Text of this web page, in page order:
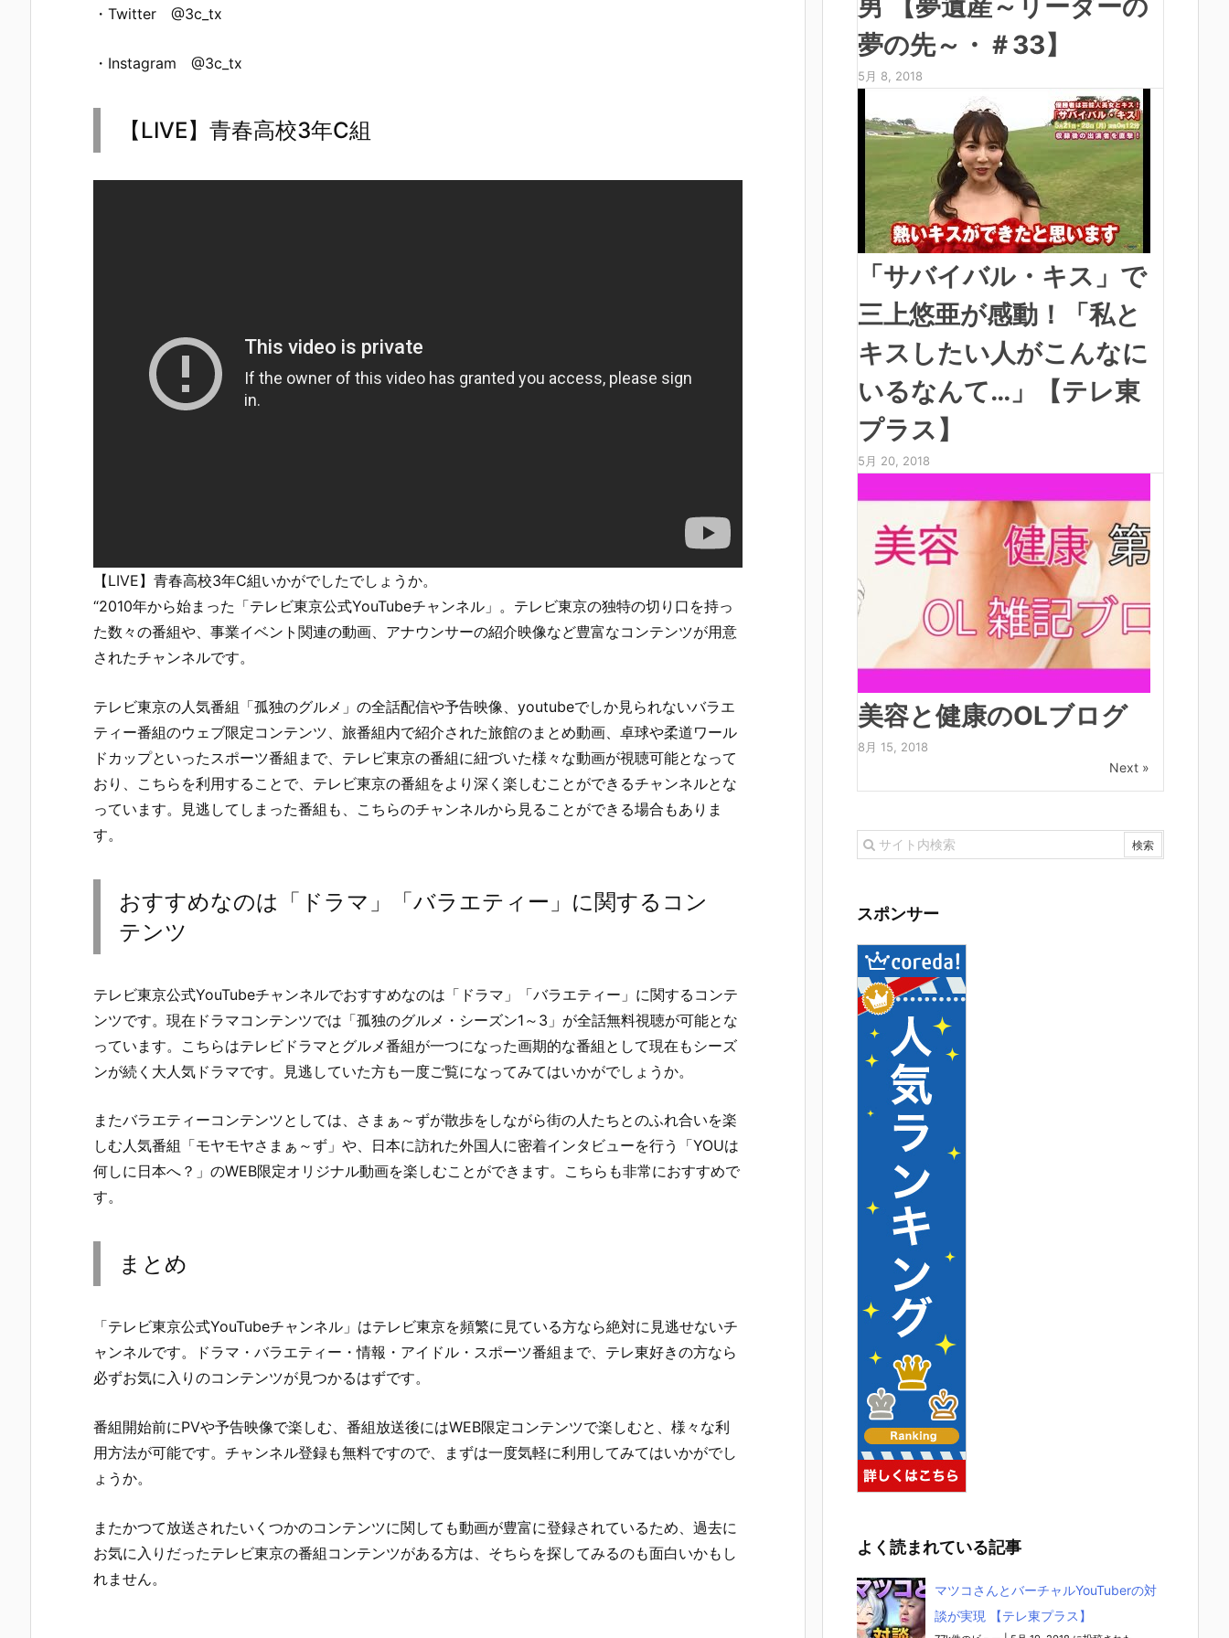
・Twitter @3c_tx
・Instagram @3c_tx
【LIVE】青春高校3年C組
【LIVE】青春高校3年C組いかがでしたでしょうか。
“2010年から始まった「テレビ東京公式YouTubeチャンネル」。テレビ東京の独特の切り口を持っ
た数々の番組や、事業イベント関連の動画、アナウンサーの紹介映像など豊富なコンテンツが用意
されたチャンネルです。
テレビ東京の人気番組「孤独のグルメ」の全話配信や予告映像、youtubeでしか見られないバラエ
ティー番組のウェブ限定コンテンツ、旅番組内で紹介された旅館のまとめ動画、卓球や柔道ワール
ドカップといったスポーツ番組まで、テレビ東京の番組に紐づいた様々な動画が視聴可能となって
おり、こちらを利用することで、テレビ東京の番組をより深く楽しむことができるチャンネルとな
っています。見逃してしまった番組も、こちらのチャンネルから見ることができる場合もありま
す。
おすすめなのは「ドラマ」「バラエティー」に関するコン
テンツ
テレビ東京公式YouTubeチャンネルでおすすめなのは「ドラマ」「バラエティー」に関するコンテ
ンツです。現在ドラマコンテンツでは「孤独のグルメ・シーズン1～3」が全話無料視聴が可能とな
っています。こちらはテレビドラマとグルメ番組が一つになった画期的な番組として現在もシーズ
ンが続く大人気ドラマです。見逃していた方も一度ご覧になってみてはいかがでしょうか。
またバラエティーコンテンツとしては、さまぁ～ずが散歩をしながら街の人たちとのふれ合いを楽
しむ人気番組「モヤモヤさまぁ～ず」や、日本に訪れた外国人に密着インタビューを行う「YOUは
何しに日本へ？」のWEB限定オリジナル動画を楽しむことができます。こちらも非常におすすめで
す。
まとめ
「テレビ東京公式YouTubeチャンネル」はテレビ東京を頻繁に見ている方なら絶対に見逃せないチ
ャンネルです。ドラマ・バラエティー・情報・アイドル・スポーツ番組まで、テレ東好きの方なら
必ずお気に入りのコンテンツが見つかるはずです。
番組開始前にPVや予告映像で楽しむ、番組放送後にはWEB限定コンテンツで楽しむと、様々な利
用方法が可能です。チャンネル登録も無料ですので、まずは一度気軽に利用してみてはいかがでし
ょうか。
またかつて放送されたいくつかのコンテンツに関しても動画が豊富に登録されているため、過去に
お気に入りだったテレビ東京の番組コンテンツがある方は、そちらを探してみるのも面白いかもし
れません。
男 【夢遺産～リーダーの
夢の先～・＃33】
5月 8, 2018
「サバイバル・キス」で
三上悠亜が感動！「私と
キスしたい人がこんなに
いるなんて…」【テレ東
プラス】
5月 20, 2018
美容と健康のOLブログ
8月 15, 2018
Next »
スポンサー
よく読まれている記事
マツコさんとバーチャルYouTuberの対
談が実現 【テレ東プラス】